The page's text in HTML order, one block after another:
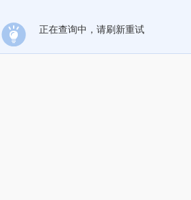
正在查询中，请刷新重试